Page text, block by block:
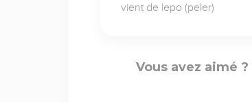
vient de lepo (peler)
Vous avez aimé